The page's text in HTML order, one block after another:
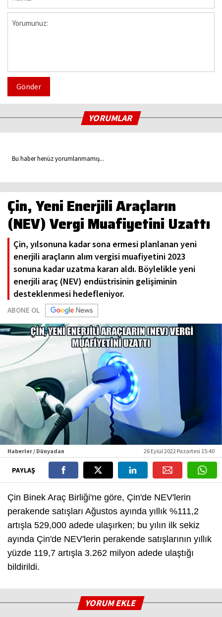
Gönder
YORUMLAR
Bu haber henüz yorumlanmamış...
Çin, Yeni Enerjili Araçların
(NEV) Vergi Muafiyetini Uzattı
Çin, yılsonuna kadar sona ermesi planlanan yeni
enerjili araçların alım vergisi muafiyetini 2023
sonuna kadar uzatma kararı aldı. Böylelikle yeni
enerjili araç (NEV) endüstrisinin gelişiminin
desteklenmesi hedefleniyor.
ABONE OL
Haberler / Dünyadan 26 Eylül 2022 Pazartesi 15:40
PAYLAŞ
Çin Binek Araç Birliği'ne göre, Çin'de NEV'lerin
perakende satışları Ağustos ayında yıllık %111,2
artışla 529,000 adede ulaşırken; bu yılın ilk sekiz
ayında Çin'de NEV'lerin perakende satışlarının yıllık
yüzde 119,7 artışla 3.262 milyon adede ulaştığı
bildirildi.
YORUM EKLE